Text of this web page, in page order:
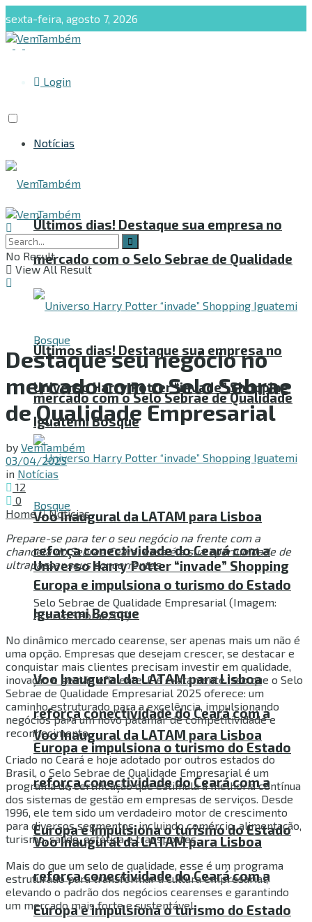
sexta-feira, agosto 7, 2026
Login
Notícias
Últimos dias! Destaque sua empresa no
mercado com o Selo Sebrae de Qualidade
Universo Harry Potter “invade” Shopping
Iguatemi Bosque
Voo Inaugural da LATAM para Lisboa
reforça conectividade do Ceará com a
Europa e impulsiona o turismo do Estado
Voo Inaugural da LATAM para Lisboa
reforça conectividade do Ceará com a
Europa e impulsiona o turismo do Estado
Voo Inaugural da LATAM para Lisboa
reforça conectividade do Ceará com a
Europa e impulsiona o turismo do Estado
Notícias
Últimos dias! Destaque sua empresa no
mercado com o Selo Sebrae de Qualidade
Universo Harry Potter “invade” Shopping
Iguatemi Bosque
Voo Inaugural da LATAM para Lisboa
reforça conectividade do Ceará com a
Europa e impulsiona o turismo do Estado
No Result
View All Result
Destaque seu negócio no
mercado com o Selo Sebrae
de Qualidade Empresarial
by VemTambém
03/04/2025
in Notícias
12
0
Home
Notícias
Prepare-se para ter o seu negócio na frente com a
chancela do Sebrae Ceará; essa é a sua oportunidade de
ultrapassar seus concorrentes
Selo Sebrae de Qualidade Empresarial (Imagem:
Acervo Sebrae/CE)
No dinâmico mercado cearense, ser apenas mais um não é
uma opção. Empresas que desejam crescer, se destacar e
conquistar mais clientes precisam investir em qualidade,
inovação e gestão eficiente. E é exatamente isso que o Selo
Sebrae de Qualidade Empresarial 2025 oferece: um
caminho estruturado para a excelência, impulsionando
negócios para um novo patamar de competitividade e
reconhecimento.
Criado no Ceará e hoje adotado por outros estados do
Brasil, o Selo Sebrae de Qualidade Empresarial é um
programa de certificação que estimula a melhoria contínua
dos sistemas de gestão em empresas de serviços. Desde
1996, ele tem sido um verdadeiro motor de crescimento
para diversos segmentos, incluindo comércio, alimentação,
turismo, saúde, estética e transportes.
Mais do que um selo de qualidade, esse é um programa
estruturado para transformar a cultura empresarial,
elevando o padrão dos negócios cearenses e garantindo
um mercado mais forte e sustentável.